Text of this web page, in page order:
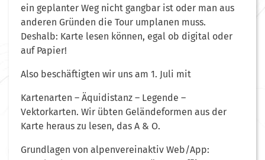
ein geplanter Weg nicht gangbar ist oder man aus
anderen Gründen die Tour umplanen muss.
Deshalb: Karte lesen können, egal ob digital oder
auf Papier!
Also beschäftigten wir uns am 1. Juli mit
Kartenarten – Äquidistanz – Legende –
Vektorkarten. Wir übten Geländeformen aus der
Karte heraus zu lesen, das A & O.
Grundlagen von alpenvereinaktiv Web/App: